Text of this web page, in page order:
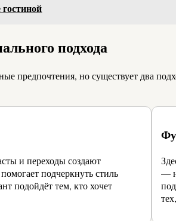
подхода
предпочтения, но существует два
и переходы создают
подчеркнуть стиль
подойдёт тем, кто хочет
—